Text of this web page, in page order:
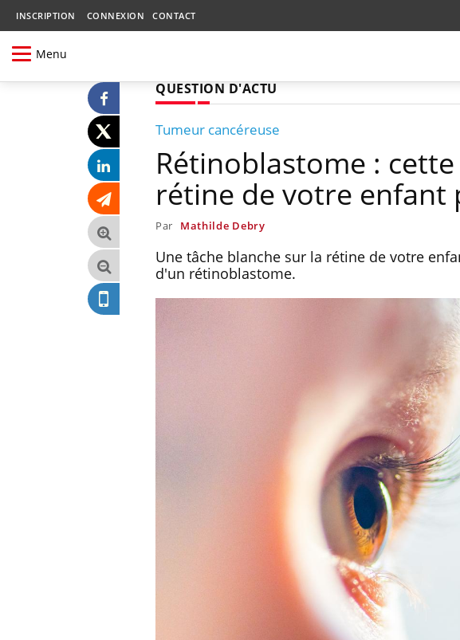
INSCRIPTION CONNEXION CONTACT
Menu
QUESTION D'ACTU
Tumeur cancéreuse
Rétinoblastome :
rétine de votre enfant
Par Mathilde Debry
Une tâche blanche sur la rétine de votre
d'un rétinoblastome.